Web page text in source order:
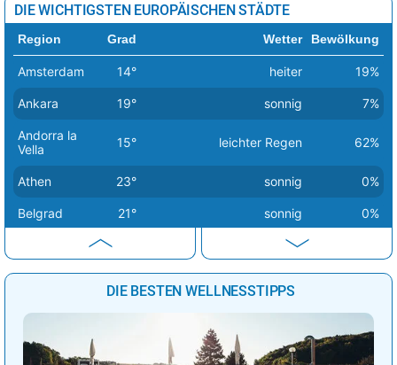
DIE WICHTIGSTEN EUROPÄISCHEN STÄDTE
Region Grad Wetter Bewölkung
Amsterdam 14° heiter 19%
Ankara 19° sonnig 7%
Andorra la
Vella
15° leichter Regen 62%
Athen 23° sonnig 0%
Belgrad 21° sonnig 0%
sonnig
Bern 20° sonnig 2%
Brüssel sonnig 0%
DIE BESTEN WELLNESSTIPPS